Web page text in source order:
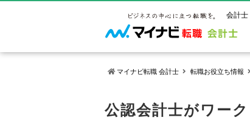
会計士
マイ
ご
会
保
マイナビ転職 会計士 転職お役立ち情報
公認会計士がワー